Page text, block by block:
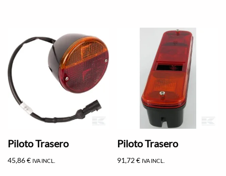
Piloto Trasero
45,86€ IVA INCL.
Piloto Trasero
91,72€ IVA INCL.